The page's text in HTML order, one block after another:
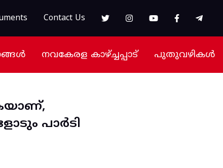
Contact Us
നവകേരള കാഴ്ച്ചപ്പാട് പുതുവഴികൾ
പാര്‍ടി